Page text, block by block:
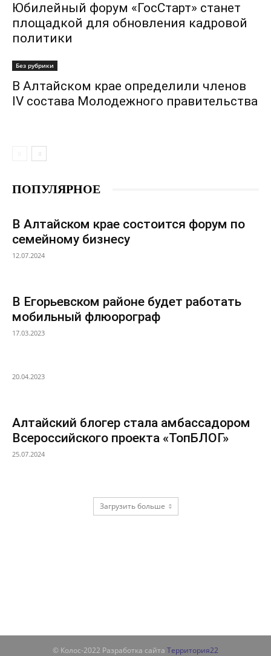
Юбилейный форум «ГосСтарт» станет
площадкой для обновления кадровой
политики
Без рубрики
В Алтайском крае определили членов
IV состава Молодежного правительства
ПОПУЛЯРНОЕ
В Алтайском крае состоится форум по
семейному бизнесу
12.07.2024
В Егорьевском районе будет работать
мобильный флюорограф
17.03.2023
20.04.2023
Алтайский блогер стала амбассадором
Всероссийского проекта «ТопБЛОГ»
25.07.2024
Загрузить больше
© Колос-2022 Разработка сайта Территория22